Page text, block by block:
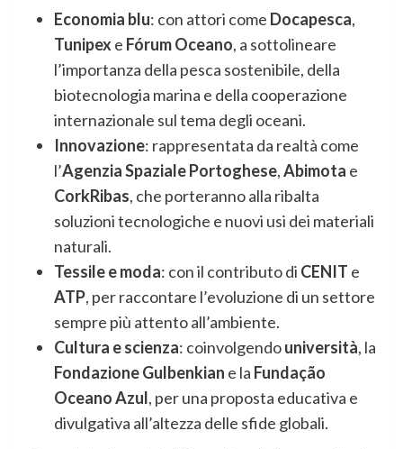
Economia blu: con attori come Docapesca,
Tunipex e Fórum Oceano, a sottolineare
l’importanza della pesca sostenibile, della
biotecnologia marina e della cooperazione
internazionale sul tema degli oceani.
Innovazione: rappresentata da realtà come
l’Agenzia Spaziale Portoghese,Abimota e
CorkRibas, che porteranno alla ribalta
soluzioni tecnologiche e nuovi usi dei materiali
naturali.
Tessile e moda: con il contributo di CENIT e
ATP, per raccontare l’evoluzione di un settore
sempre più attento all’ambiente.
Cultura e scienza: coinvolgendouniversità, la
Fondazione Gulbenkian e la Fundação
Oceano Azul, per una proposta educativa e
divulgativa all’altezza delle sfide globali.